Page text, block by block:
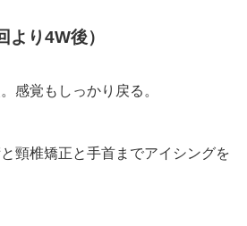
より4W後）
感覚もしっかり戻る。
頸椎矯正と手首までアイシングを